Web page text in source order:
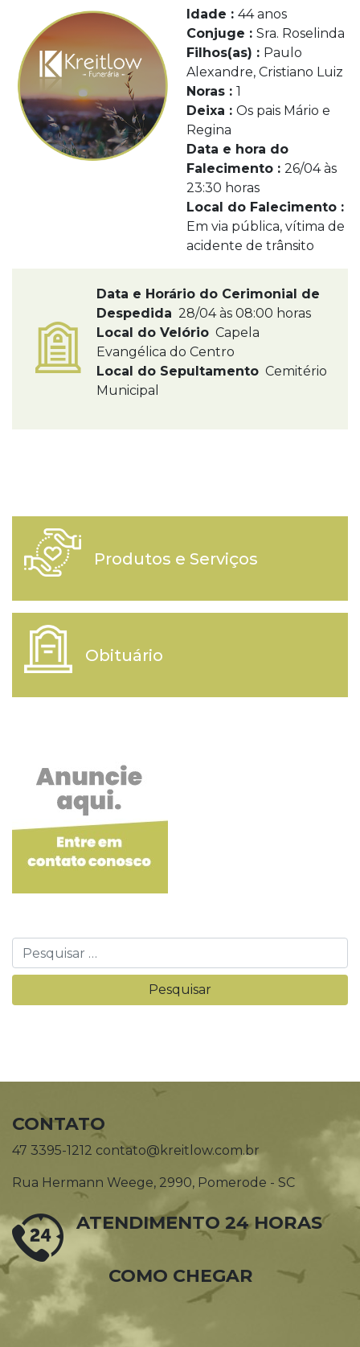
Idade : 44 anos
Conjuge : Sra. Roselinda
Filhos(as) : Paulo
Alexandre, Cristiano Luiz
Noras : 1
Deixa : Os pais Mário e
Regina
Data e hora do
Falecimento : 26/04 às
23:30 horas
Local do Falecimento :
Em via pública, vítima de
acidente de trânsito
Data e Horário do Cerimonial de
Despedida 28/04 às 08:00 horas
Local do Velório Capela
Evangélica do Centro
Local do Sepultamento Cemitério
Municipal
Produtos e Serviços
Obituário
CONTATO
47 3395-1212 contato@kreitlow.com.br
Rua Hermann Weege, 2990, Pomerode - SC
ATENDIMENTO 24 HORAS
COMO CHEGAR